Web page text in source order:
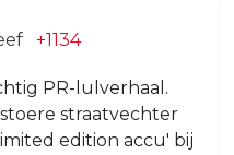
+1134
PR-lulverhaal.
stoere straatvechter
edition accu' bij